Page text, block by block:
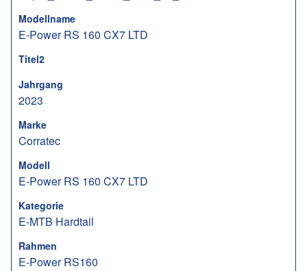
Modellname
E-Power RS 160 CX7 LTD
Titel2
Jahrgang
2023
Marke
Corratec
Modell
E-Power RS 160 CX7 LTD
Kategorie
E-MTB Hardtail
Rahmen
E-Power RS160